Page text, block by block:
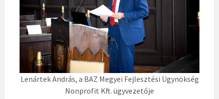
Lenártek András, a BAZ Megyei Fejlesztési Ügynökség
Nonprofit Kft. ügyvezetője